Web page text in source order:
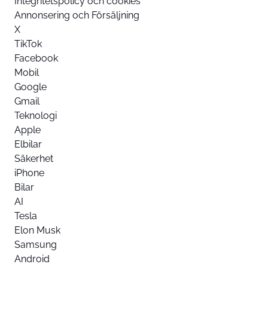
Annonsering och Försäljning
X
TikTok
Facebook
Mobil
Google
Gmail
Teknologi
Apple
Elbilar
Säkerhet
iPhone
Bilar
AI
Tesla
Elon Musk
Samsung
Android